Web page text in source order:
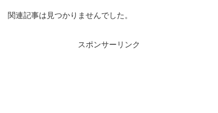
関連記事は見つかりませんでした。
スポンサーリンク